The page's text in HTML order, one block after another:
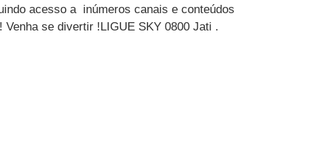
acesso a inúmeros canais e conteúdos
se divertir !LIGUE SKY 0800 Jati .